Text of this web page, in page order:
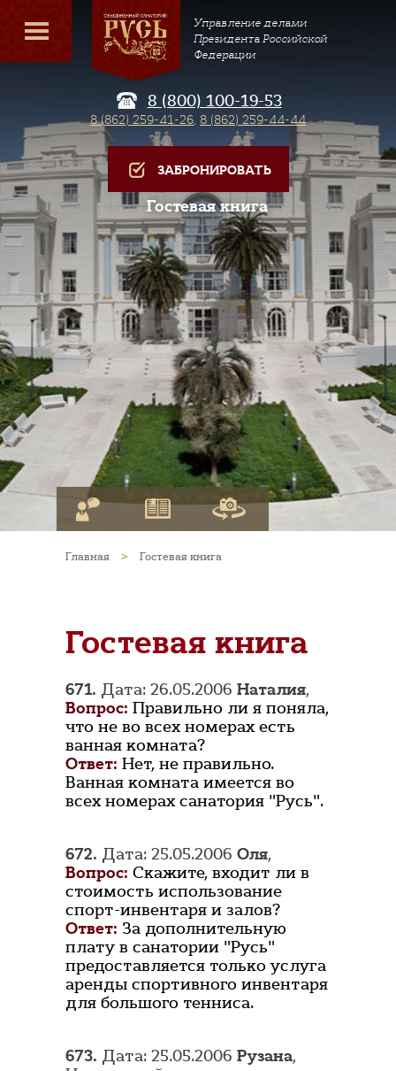
Управление делами
Президента Российской
Федерации
8 (800) 100-19-53
8 (862) 259-41-26, 8 (862) 259-44-44
ЗАБРОНИРОВАТЬ
Гостевая книга
Главная > Гостевая книга
Гостевая книга
671. Дата: 26.05.2006 Наталия,
Вопрос: Правильно ли я поняла,
что не во всех номерах есть
ванная комната?
Ответ: Нет, не правильно.
Ванная комната имеется во
всех номерах санатория "Русь".
672. Дата: 25.05.2006 Оля,
Вопрос: Скажите, входит ли в
стоимость использование
спорт-инвентаря и залов?
Ответ: За дополнительную
плату в санатории "Русь"
предоставляется только услуга
аренды спортивного инвентаря
для большого тенниса.
673. Дата: 25.05.2006 Рузана,